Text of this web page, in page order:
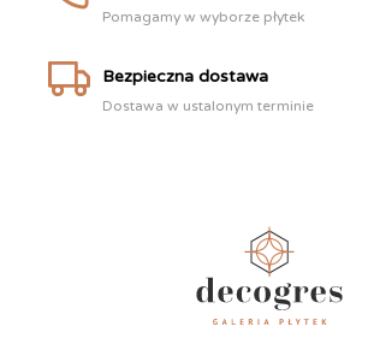
Pomagamy w wyborze płytek
Bezpieczna dostawa
Dostawa w ustalonym terminie